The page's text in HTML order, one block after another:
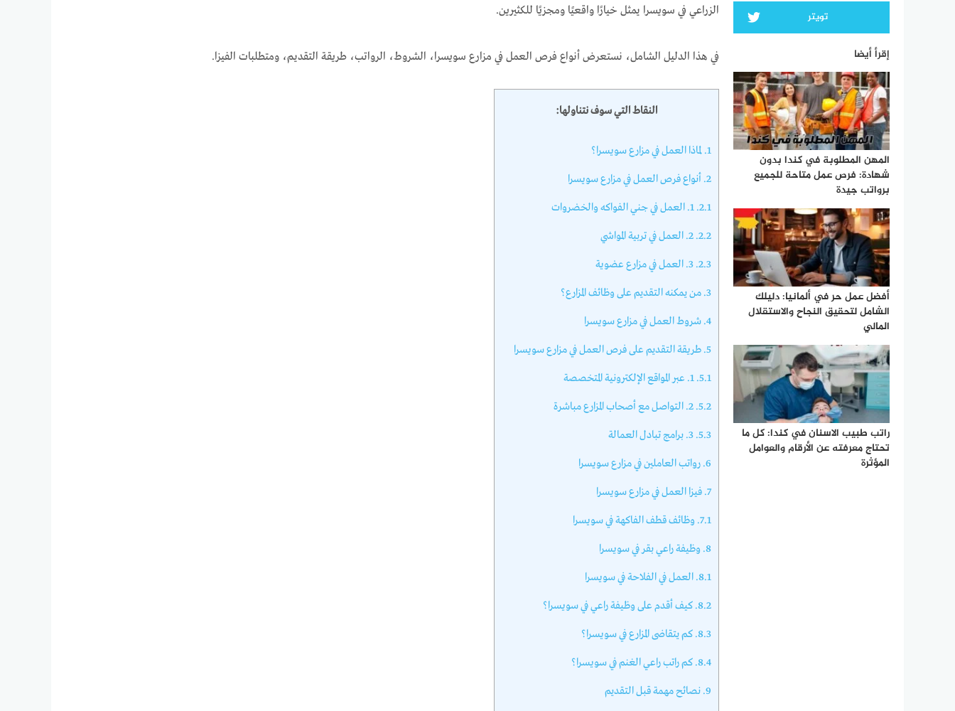
تويتر
إقرأ أيضا
المهن المطلوبة في كندا بدون
شهادة: فرص عمل متاحة للجميع
برواتب جيدة
أفضل عمل حر في ألمانيا: دليلك
الشامل لتحقيق النجاح والاستقلال
المالي
راتب طبيب الاسنان في كندا: كل ما
تحتاج معرفته عن الأرقام والعوامل
المؤثرة
الزراعي في سويسرا يمثل خيارًا واقعيًا ومجزيًا للكثيرين.
في هذا الدليل الشامل، نستعرض أنواع فرص العمل في مزارع سويسرا، الشروط، الرواتب، طريقة التقديم، ومتطلبات الفيزا.
النقاط التي سوف نتناولها:
1. لماذا العمل في مزارع سويسرا؟
2. أنواع فرص العمل في مزارع سويسرا
2.1.
2.2.
2.3.
3. من يمكنه التقديم على وظائف المزارع؟
4. شروط العمل في مزارع سويسرا
5. طريقة التقديم على فرص العمل في مزارع سويسرا
5.1.
5.2.
5.3.
6. رواتب العاملين في مزارع سويسرا
7. فيزا العمل في مزارع سويسرا
7.1. وظائف قطف الفاكهة في سويسرا
8. وظيفة راعي بقر في سويسرا
8.1. العمل في الفلاحة في سويسرا
8.2. كيف أقدم على وظيفة راعي في سويسرا؟
8.3. كم يتقاضى المزارع في سويسرا؟
8.4. كم راتب راعي الغنم في سويسرا؟
9. نصائح مهمة قبل التقديم